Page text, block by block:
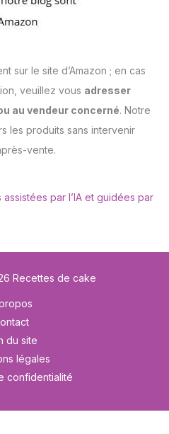
sur le site d’Amazon ; en cas
veuillez vous adresser
au vendeur concerné. Notre
les produits sans intervenir
vente.
par l’IA et guidées par
Recettes de cake
du site
légales
confidentialité